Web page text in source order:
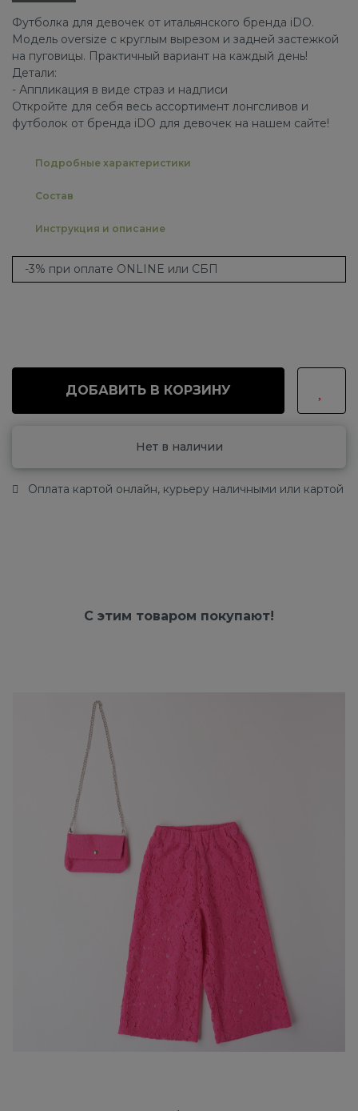
Футболка для девочек от итальянского бренда iDO.
Модель oversize с круглым вырезом и задней застежкой
на пуговицы. Практичный вариант на каждый день!
Детали:
- Аппликация в виде страз и надписи
Откройте для себя весь ассортимент лонгсливов и
футболок от бренда iDO для девочек на нашем сайте!
Подробные характеристики
Состав
Инструкция и описание
-3% при оплате ONLINE или СБП
ДОБАВИТЬ В КОРЗИНУ
Нет в наличии
Оплата картой онлайн, курьеру наличными или картой
С этим товаром покупают!